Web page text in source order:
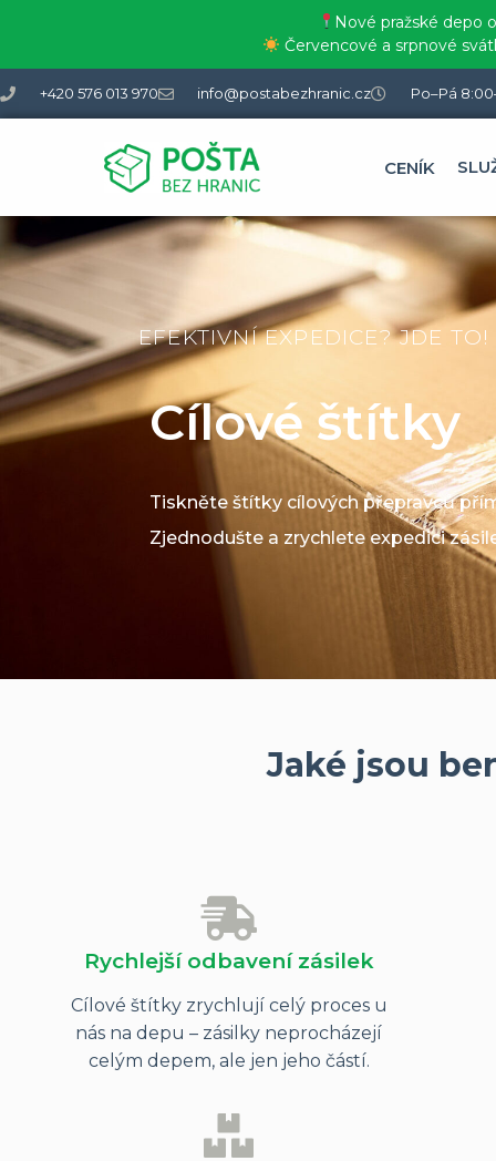
Nové pražské depo
Červencové a srpnové
+420 576 013 970 info@postabezhranic.cz Po–Pá
CENÍK
EFEKTIVNÍ EXPEDICE? JDE TO!
Cílové štítky
Tiskněte štítky cílových přepravců
Zjednodušte a zrychlete expedici
Jaké jsou
Rychlejší odbavení zásilek
Cílové štítky zrychlují celý proces u
nás na depu – zásilky neprocházejí
celým depem, ale jen jeho částí.